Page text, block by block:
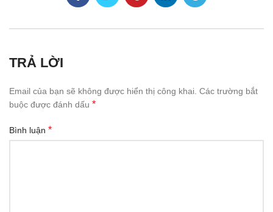
TRẢ LỜI
Email của bạn sẽ không được hiển thị công khai. Các trường bắt
buộc được đánh dấu *
Bình luận *